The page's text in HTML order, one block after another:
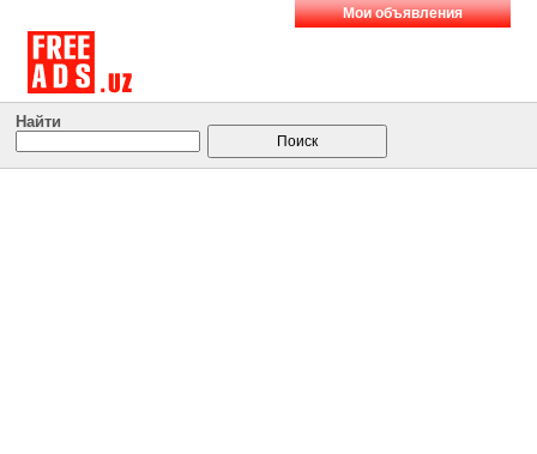
Мои объявления
Найти